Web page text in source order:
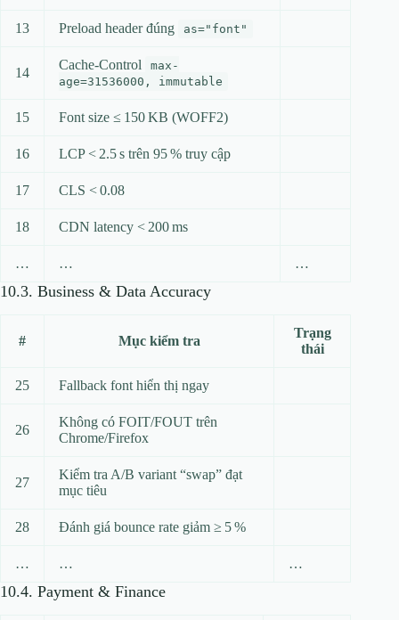
13 Preload header đúng as="font"
14
Cache‑Control
max-
age=31536000, immutable
15 Font size ≤ 150 KB (WOFF2)
16 LCP < 2.5 s trên 95 % truy cập
17 CLS < 0.08
18 CDN latency < 200 ms
… … …
10.3. Business & Data Accuracy
# Mục kiểm tra
Trạng
thái
25 Fallback font hiển thị ngay
26
Không có FOIT/FOUT trên
Chrome/Firefox
27
Kiểm tra A/B variant “swap” đạt
mục tiêu
28 Đánh giá bounce rate giảm ≥ 5 %
… … …
10.4. Payment & Finance